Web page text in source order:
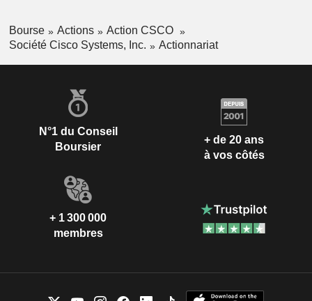
Afrique du Sud
Liechtenstein
Bourse Actions
Action CSCO
Société Cisco Systems, Inc.
Actionnariat
N°1 du Conseil
Boursier
+ de 20 ans
à vos côtés
+ 1 300 000
membres